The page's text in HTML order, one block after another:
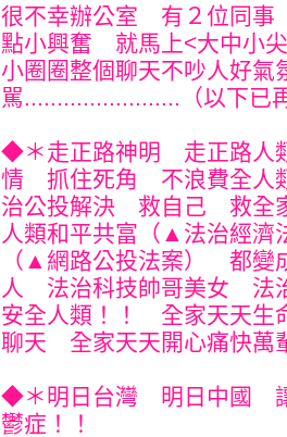
很不幸辦公室 有２位同
點小興奮 就馬上<大中小
小圈圈整個聊天不吵人好
駡........................（以下已
◆＊走正路神明 走正路人
情 抓住死角 不浪費全人
治公投解決 救自己 救
人類和平共富（▲法治經
（▲網路公投法案） 都變
人 法治科技帥哥美女 法
安全人類！！ 全家天天生
聊天 全家天天開心痛快萬
◆＊明日台灣 明日中國
鬱症！！